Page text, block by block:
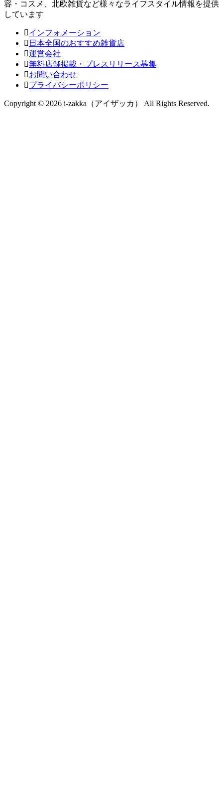
容・コスメ、北欧雑貨など様々なライフスタイル情報を提供
しています
インフォメーション
日本全国のおすすめ雑貨店
運営会社
無料店舗掲載・プレスリリース募集
お問い合わせ
プライバシーポリシー
Copyright © 2026 i-zakka（アイザッカ） All Rights Reserved.